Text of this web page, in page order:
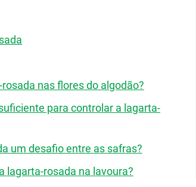
nas flores do algodão?
para controlar a lagarta-
um desafio entre as safras?
lagarta-rosada na lavoura?